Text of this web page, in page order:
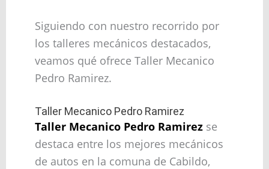
Siguiendo con nuestro recorrido por
los talleres mecánicos destacados,
veamos qué ofrece Taller Mecanico
Pedro Ramirez.
Taller Mecanico Pedro Ramirez
Taller Mecanico Pedro Ramirezse
destaca entre los mejores mecánicos
de autos en la comuna de Cabildo,